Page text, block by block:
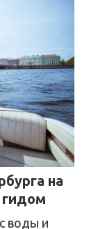
на
гидом
воды и